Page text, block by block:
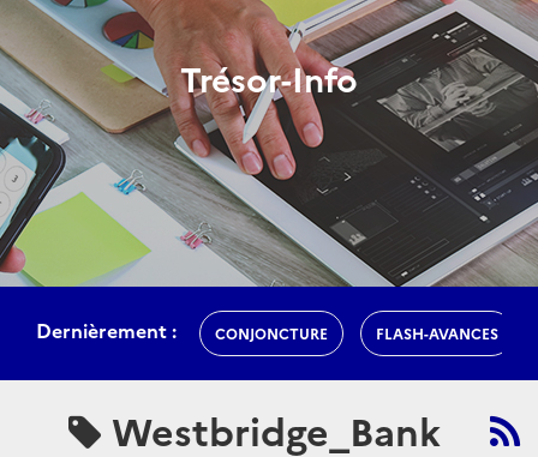
Trésor-Info
Dernièrement : CONJONCTURE FLASH-AVANCES
Westbridge_Bank